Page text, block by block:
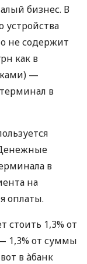
бизнес. В
устройства
не содержит
как в
—
в
в
на
оплаты.
стоить 1,3% от
1,3% от суммы
в àбанк